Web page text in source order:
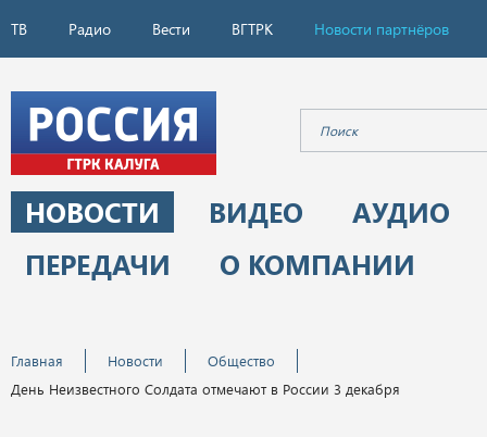
ТВ Радио Вести ВГТРК Новости партнёров
НОВОСТИ ВИДЕО
АУДИО
ПЕРЕДАЧИ
О КОМПАНИИ
Главная Новости
Общество
День Неизвестного Солдата отмечают в России 3 декабря